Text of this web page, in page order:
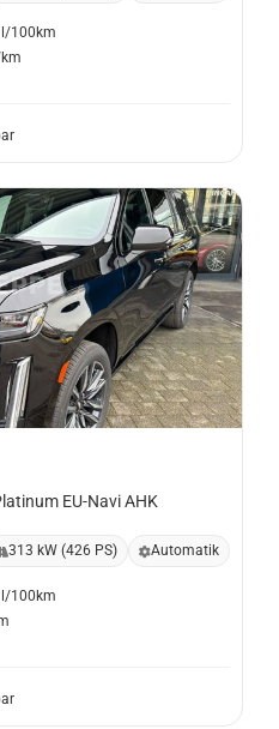
l/100km
EU-Navi AHK
313 kW (426 PS) Automatik
l/100km